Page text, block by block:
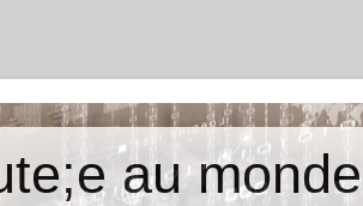
au monde